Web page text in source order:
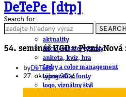
DeTePe [dtp]
ČLÁNKY
aktuality
akcie/súťaže/výstavy
anketa, kvíz, hra
farby a color management
typografia, fonty
logo, vizuálny štýl
Search for:
SEARCH
54. seminář UGD v Plzni:
byDeTePe
27. októbra 2016